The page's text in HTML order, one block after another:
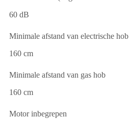
60 dB
Minimale afstand van electrische hob
160 cm
Minimale afstand van gas hob
160 cm
Motor inbegrepen